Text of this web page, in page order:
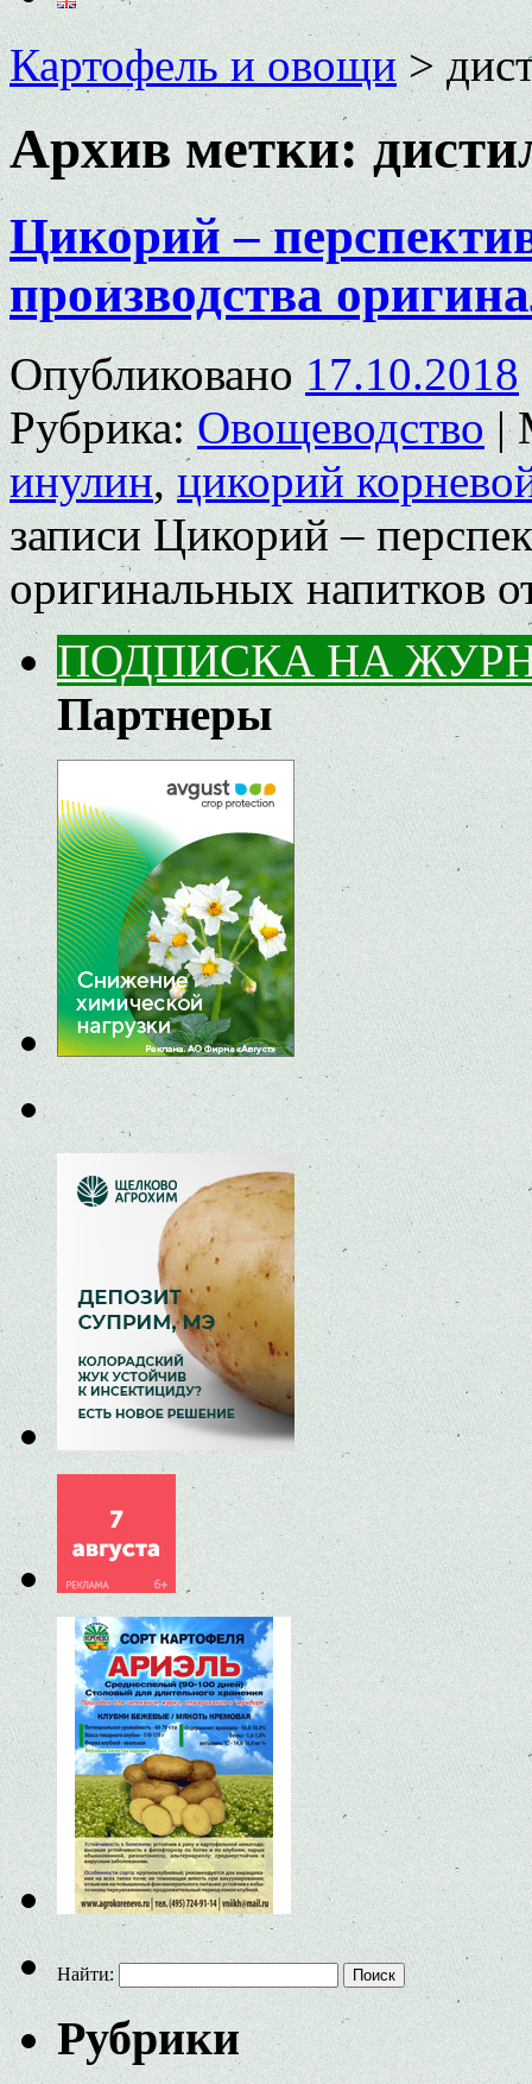
Картофель и овощи>
Архив метки:
Цикорий –
производства
Опубликовано 17.10.2018
Рубрика: Овощеводство |
инулин,цикорий
записи Цикорий –
оригинальных напитков
ПОДПИСКА НА
Партнеры
Найти:
Рубрики